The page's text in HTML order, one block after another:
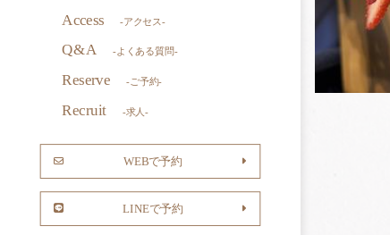
Access -アクセス-
Q&A -よくある質問-
Reserve -ご予約-
Recruit -求人-
WEBで予約
LINEで予約